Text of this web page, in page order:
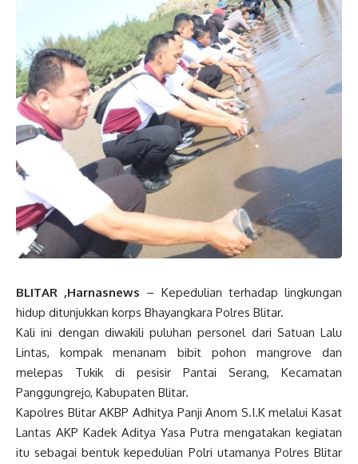
BLITAR ,Harnasnews – Kepedulian terhadap lingkungan
hidup ditunjukkan korps Bhayangkara Polres Blitar.
Kali ini dengan diwakili puluhan personel dari Satuan Lalu
Lintas, kompak menanam bibit pohon mangrove dan
melepas Tukik di pesisir Pantai Serang, Kecamatan
Panggungrejo, Kabupaten Blitar.
Kapolres Blitar AKBP Adhitya Panji Anom S.I.K melalui Kasat
Lantas AKP Kadek Aditya Yasa Putra mengatakan kegiatan
itu sebagai bentuk kepedulian Polri utamanya Polres Blitar